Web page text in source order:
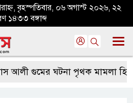
বৃহস্পতিবার, ০৬ অগাস্ট ২০২৬, ২২
১৪৩৩ বঙ্গাব্দ
গুমের ঘটনা পৃথক মামলা হিসেবে